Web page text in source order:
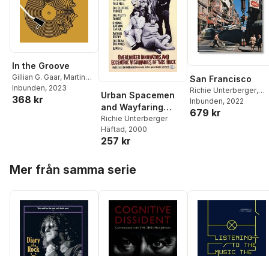
In the Groove
Gillian G. Gaar, Martin
Popoff,Richie
Unterberger
Inbunden, 2023
368 kr
Urban Spacemen
and Wayfaring
Strangers
Richie Unterberger
Häftad, 2000
257 kr
San Francisco
Richie Unterberger,
Reuel Golden
Inbunden, 2022
679 kr
Mer från samma serie